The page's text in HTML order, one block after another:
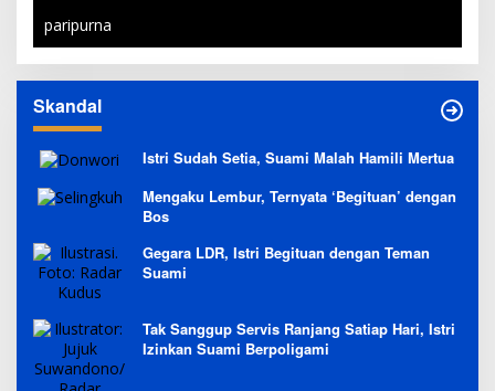
paripurna
Skandal
Istri Sudah Setia, Suami Malah Hamili Mertua
Mengaku Lembur, Ternyata ‘Begituan’ dengan
Bos
Gegara LDR, Istri Begituan dengan Teman
Suami
Tak Sanggup Servis Ranjang Satiap Hari, Istri
Izinkan Suami Berpoligami